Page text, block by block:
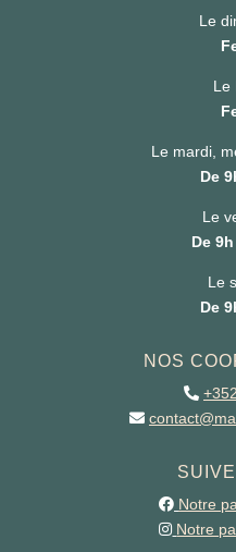
Le
Le
Le mardi,
De
Le
De
Le
De
NOS
Notre
Notre